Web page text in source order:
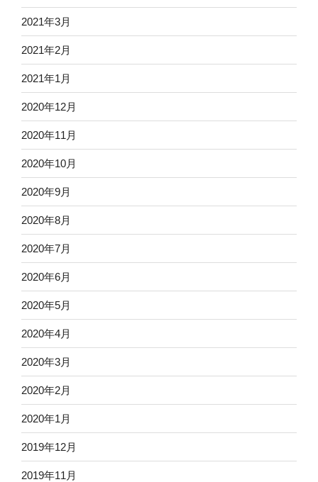
2021年3月
2021年2月
2021年1月
2020年12月
2020年11月
2020年10月
2020年9月
2020年8月
2020年7月
2020年6月
2020年5月
2020年4月
2020年3月
2020年2月
2020年1月
2019年12月
2019年11月